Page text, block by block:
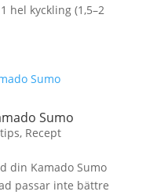
kyckling (1,5–2
Sumo
, Recept
din Kamado Sumo
passar inte bättre